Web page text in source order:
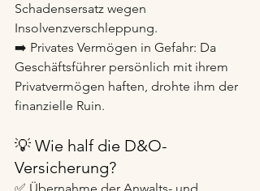
Schadensersatz wegen
Insolvenzverschleppung.
➡️ Privates Vermögen in Gefahr: Da
Geschäftsführer persönlich mit ihrem
Privatvermögen haften, drohte ihm der
finanzielle Ruin.
💡 Wie half die D&O-
Versicherung?